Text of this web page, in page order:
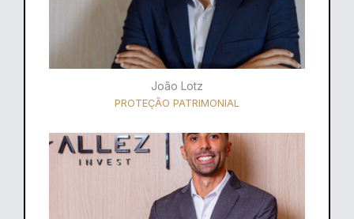
João Lotz
PROTEÇÃO PATRIMONIAL